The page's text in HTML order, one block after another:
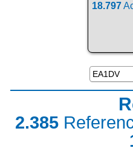
18.797
2.385